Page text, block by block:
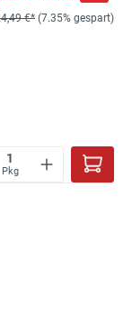
€* (7.35% gespart)
Pkg